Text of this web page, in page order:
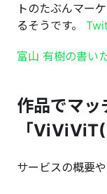
トのたぶんマー
るそうです。
富山 有樹の書い
作品でマッ
「ViViViT(
サービスの概要